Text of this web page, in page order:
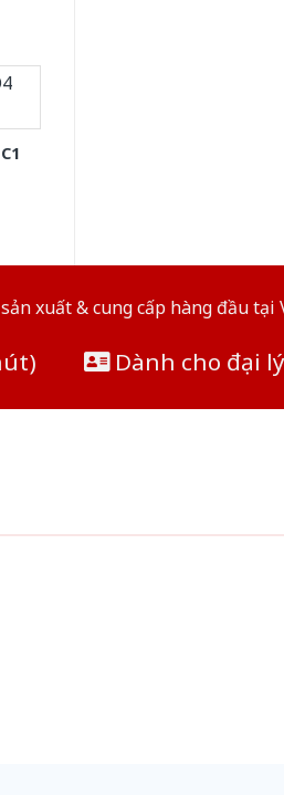
xuất & cung cấp hàng đầu tại
Dành cho đại lý